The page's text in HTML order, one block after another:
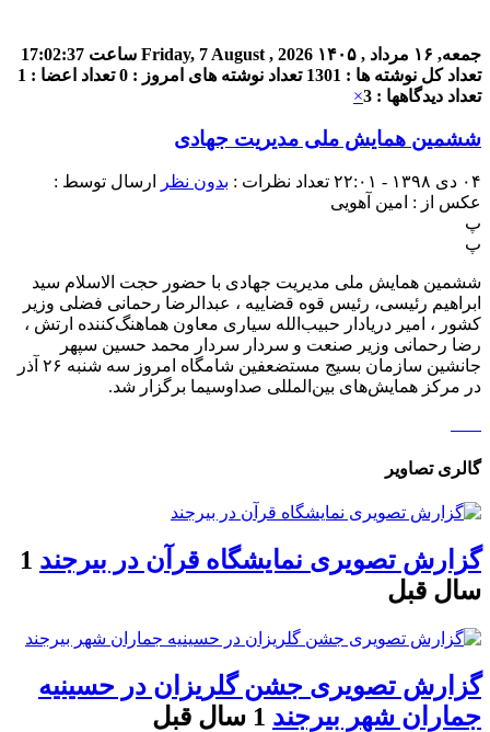
جمعه, ۱۶ مرداد , ۱۴۰۵ Friday, 7 August , 2026 ساعت 17:02:37
تعداد کل نوشته ها : 1301
تعداد نوشته های امروز : 0
تعداد اعضا : 1
تعداد دیدگاهها : 3
×
ششمین همایش ملی مدیریت جهادی
۰۴ دی ۱۳۹۸ - ۲۲:۰۱ تعداد نظرات : بدون نظر
ارسال توسط :
عکس از : امین آهویی
پ
پ
ششمین همایش ملی مدیریت جهادی با حضور حجت الاسلام سید
ابراهیم رئیسی، رئیس قوه قضاییه ، عبدالرضا رحمانی فضلی وزیر
کشور ، امیر دریادار حبیب‌الله سیاری معاون هماهنگ‌کننده ارتش ،
رضا رحمانی وزیر صنعت و سردار سردار محمد حسین سپهر
جانشین سازمان بسیج مستضعفین شامگاه امروز سه شنبه ۲۶ آذر
در مرکز همایش‌های بین‌المللی صداوسیما برگزار شد.
گالری تصاویر
گزارش تصویری نمایشگاه قرآن در بیرجند 1
سال قبل
گزارش تصویری جشن گلریزان در حسینیه
جماران شهر بیرجند 1 سال قبل